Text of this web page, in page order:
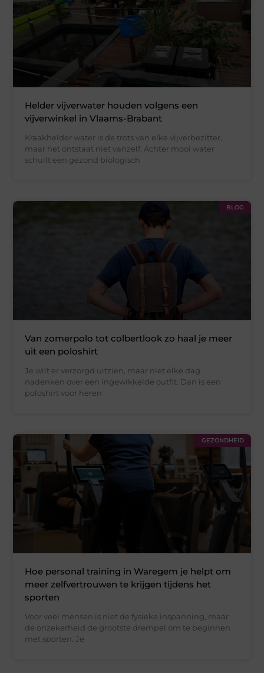
Helder vijverwater houden volgens een
vijverwinkel in Vlaams-Brabant
Kraakhelder water is de trots van elke vijverbezitter,
maar het ontstaat niet vanzelf. Achter mooi water
schuilt een gezond biologisch
BLOG
Van zomerpolo tot colbertlook zo haal je meer
uit een poloshirt
Je wilt er verzorgd uitzien, maar niet elke dag
nadenken over een ingewikkelde outfit. Dan is een
poloshirt voor heren
GEZONDHEID
Hoe personal training in Waregem je helpt om
meer zelfvertrouwen te krijgen tijdens het
sporten
Voor veel mensen is niet de fysieke inspanning, maar
de onzekerheid de grootste drempel om te beginnen
met sporten. Je